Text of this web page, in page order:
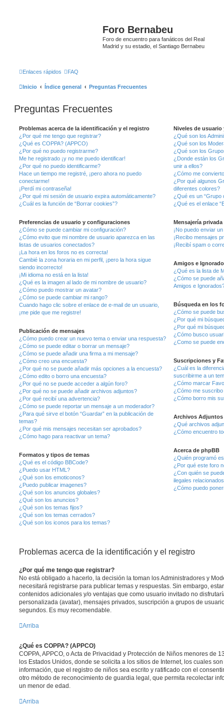
Foro Bernabeu
Foro de encuentro para fanáticos del Real
Madrid y su estadio, el Santiago Bernabeu
Enlaces rápidos FAQ
Inicio Índice general Preguntas Frecuentes
Preguntas Frecuentes
Problemas acerca de la identificación y el registro
¿Por qué me tengo que registrar?
¿Qué es COPPA? (APPCO)
¿Por qué no puedo registrarme?
Me he registrado ¡y no me puedo identificar!
¿Por qué no puedo identificarme?
Hace un tiempo me registré, ¡pero ahora no puedo
conectarme!
¡Perdí mi contraseña!
¿Por qué mi sesión de usuario expira automáticamente?
¿Cuál es la función de “Borrar cookies”?
Preferencias de usuario y configuraciones
¿Cómo se puede cambiar mi configuración?
¿Cómo evito que mi nombre de usuario aparezca en las
listas de usuarios conectados?
¡La hora en los foros no es correcta!
Cambié la zona horaria en mi perfil, ¡pero la hora sigue
siendo incorrecto!
¡Mi idioma no está en la lista!
¿Qué es la imagen al lado de mi nombre de usuario?
¿Cómo puedo mostrar un avatar?
¿Cómo se puede cambiar mi rango?
Cuando hago clic sobre el enlace de e-mail de un usuario,
¡me pide que me registre!
Publicación de mensajes
¿Cómo puedo crear un nuevo tema o enviar una respuesta?
¿Cómo se puede editar o borrar un mensaje?
¿Cómo se puede añadir una firma a mi mensaje?
¿Cómo creo una encuesta?
¿Por qué no se puede añadir más opciones a la encuesta?
¿Cómo edito o borro una encuesta?
¿Por qué no se puede acceder a algún foro?
¿Por qué no se puede añadir archivos adjuntos?
¿Por qué recibí una advertencia?
¿Cómo se puede reportar un mensaje a un moderador?
¿Para qué sirve el botón “Guardar” en la publicación de
temas?
¿Por qué mis mensajes necesitan ser aprobados?
¿Cómo hago para reactivar un tema?
Formatos y tipos de temas
¿Qué es el código BBCode?
¿Puedo usar HTML?
¿Qué son los emoticonos?
¿Puedo publicar imagenes?
¿Qué son los anuncios globales?
¿Qué son los anuncios?
¿Qué son los temas fijos?
¿Qué son los temas cerrados?
¿Qué son los iconos para los temas?
Niveles de usuario
¿Qué son los
¿Qué son los
¿Qué son los
¿Donde están los
unir a ellos?
¿Cómo me
¿Por qué algunos
diferentes colores?
¿Qué es un “Grupo
¿Qué es el enlace
Mensajería privada
¡No puedo enviar
¡Recibo mensajes
¡Recibí spam o
Amigos e
¿Qué es la lista de
¿Cómo se puede
Amigos e
Búsqueda en los
¿Cómo se puede
¿Por qué mi
¿Por qué mi
¿Cómo busco
¿Como se puede
Suscripciones y
¿Cuál es la
suscribirme a un
¿Cómo marcar
¿Cómo me
¿Cómo borro mis
Archivos Adjuntos
¿Qué archivos
¿Cómo encuentro
Acerca de phpBB
¿Quién programó
¿Por qué este foro
¿Con quién se
ilegales
¿Cómo puedo
Problemas acerca de la identificación y el registro
¿Por qué me tengo que registrar?
No está obligado a hacerlo, la decisión la toman los Administradores y
necesitará registrarse para publicar temas y respuestas. Sin embargo,
contenidos adicionales y/o ventajas que como usuario invitado no
personalizada (avatar), mensajes privados, suscripción a grupos de
segundos. Es muy recomendable.
Arriba
¿Qué es COPPA? (APPCO)
COPPA, APPCO, o Acta de Privacidad y Protección de Niños menores de
los Estados Unidos, donde se solicita a los sitios de Internet, los cuales
información, que el registro de niños sea escrito y ratificado con el
otro método de reconocimiento de guardia legal, que permita recolectar
un menor de edad.
Arriba